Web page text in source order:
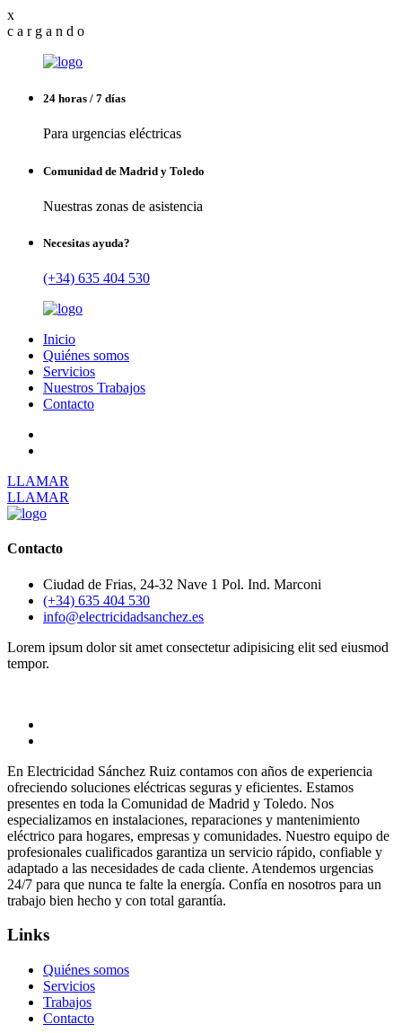
x
c a r g a n d o
24 horas / 7 días
Para urgencias eléctricas
Comunidad de Madrid y Toledo
Nuestras zonas de asistencia
Necesitas ayuda?
(+34) 635 404 530
Inicio
Quiénes somos
Servicios
Nuestros Trabajos
Contacto
LLAMAR
LLAMAR
Contacto
Ciudad de Frias, 24-32 Nave 1 Pol. Ind. Marconi
(+34) 635 404 530
info@electricidadsanchez.es
Lorem ipsum dolor sit amet consectetur adipisicing elit sed eiusmod
tempor.
En Electricidad Sánchez Ruiz contamos con años de experiencia
ofreciendo soluciones eléctricas seguras y eficientes. Estamos
presentes en toda la Comunidad de Madrid y Toledo. Nos
especializamos en instalaciones, reparaciones y mantenimiento
eléctrico para hogares, empresas y comunidades. Nuestro equipo de
profesionales cualificados garantiza un servicio rápido, confiable y
adaptado a las necesidades de cada cliente. Atendemos urgencias
24/7 para que nunca te falte la energía. Confía en nosotros para un
trabajo bien hecho y con total garantía.
Links
Quiénes somos
Servicios
Trabajos
Contacto